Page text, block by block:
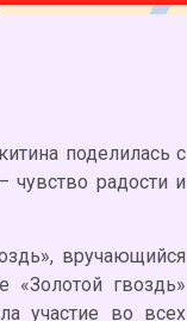
поделилась с
чувство радости и
вручающийся
«Золотой гвоздь»
участие во всех